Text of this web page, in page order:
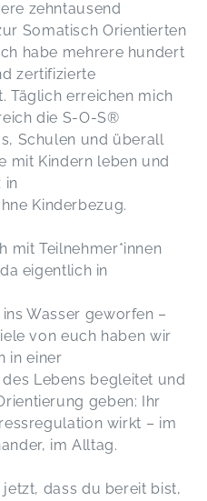
zehntausend
Somatisch Orientierten
habe mehrere hundert
zertifizierte
Täglich erreichen mich
die S-O-S®
Schulen und überall
mit Kindern leben und
in
Kinderbezug.
mit Teilnehmer*innen
eigentlich in
Wasser geworfen –
von euch haben wir
in einer
Lebens begleitet und
geben: Ihr
wirkt – im
im Alltag.
dass du bereit bist,